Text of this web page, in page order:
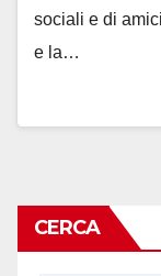
sociali e di
e la…
CERCA